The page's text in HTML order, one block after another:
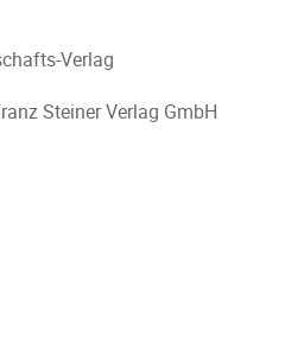
Verlag
Steiner Verlag GmbH